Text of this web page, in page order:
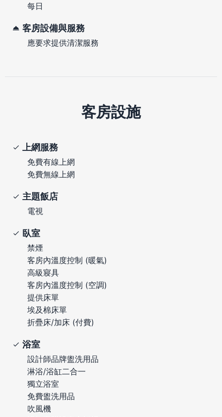
每日
客房設備與服務
應要求提供清潔服務
客房設施
上網服務
免費有線上網
免費無線上網
主題飯店
電視
臥室
禁煙
客房內溫度控制 (暖氣)
高級寢具
客房內溫度控制 (空調)
提供床單
埃及棉床單
折疊床/加床 (付費)
浴室
設計師品牌盥洗用品
淋浴/浴缸二合一
獨立浴室
免費盥洗用品
吹風機